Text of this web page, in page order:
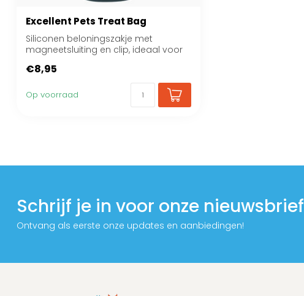
Excellent Pets Treat Bag
Siliconen beloningszakje met
magneetsluiting en clip, ideaal voor
€8,95
Op voorraad
Schrijf je in voor onze nieuwsbrief
Ontvang als eerste onze updates en aanbiedingen!